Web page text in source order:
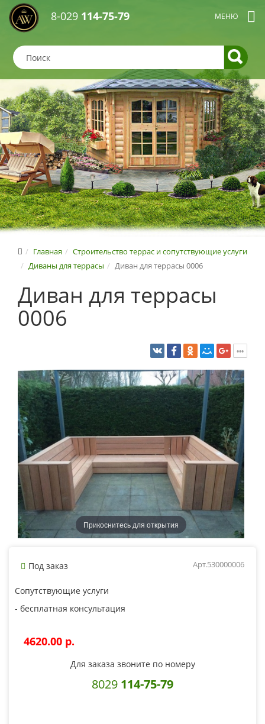
8-029 114-75-79
Главная
Строительство террас и сопутствующие услуги
Диваны для террасы
Диван для террасы 0006
Диван для террасы
0006
Прикоснитесь для открытия
Под заказ Арт.530000006
Сопутствующие услуги
- бесплатная консультация
4620.00 p.
Для заказа звоните по номеру
8029 114-75-79